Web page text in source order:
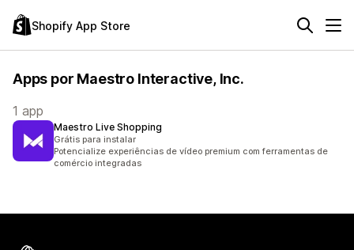
Shopify App Store
Apps por Maestro Interactive, Inc.
1 app
Maestro Live Shopping
Grátis para instalar
Potencialize experiências de vídeo premium com ferramentas de
comércio integradas